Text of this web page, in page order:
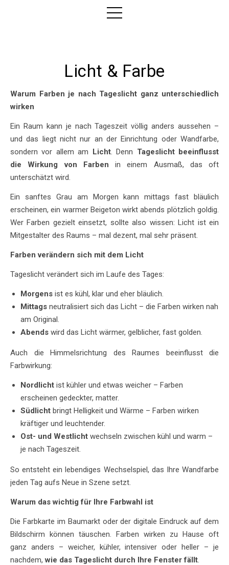
Licht & Farbe
Warum Farben je nach Tageslicht ganz unterschiedlich
wirken
Ein Raum kann je nach Tageszeit völlig anders aussehen –
und das liegt nicht nur an der Einrichtung oder Wandfarbe,
sondern vor allem am Licht. Denn Tageslicht beeinflusst
die Wirkung von Farben in einem Ausmaß, das oft
unterschätzt wird.
Ein sanftes Grau am Morgen kann mittags fast bläulich
erscheinen, ein warmer Beigeton wirkt abends plötzlich goldig.
Wer Farben gezielt einsetzt, sollte also wissen: Licht ist ein
Mitgestalter des Raums – mal dezent, mal sehr präsent.
Farben verändern sich mit dem Licht
Tageslicht verändert sich im Laufe des Tages:
Morgens ist es kühl, klar und eher bläulich.
Mittags neutralisiert sich das Licht – die Farben wirken nah
am Original.
Abends wird das Licht wärmer, gelblicher, fast golden.
Auch die Himmelsrichtung des Raumes beeinflusst die
Farbwirkung:
Nordlicht ist kühler und etwas weicher – Farben
erscheinen gedeckter, matter.
Südlicht bringt Helligkeit und Wärme – Farben wirken
kräftiger und leuchtender.
Ost- und Westlicht wechseln zwischen kühl und warm –
je nach Tageszeit.
So entsteht ein lebendiges Wechselspiel, das Ihre Wandfarbe
jeden Tag aufs Neue in Szene setzt.
Warum das wichtig für Ihre Farbwahl ist
Die Farbkarte im Baumarkt oder der digitale Eindruck auf dem
Bildschirm können täuschen. Farben wirken zu Hause oft
ganz anders – weicher, kühler, intensiver oder heller – je
nachdem,wie das Tageslicht durch Ihre Fenster fällt.